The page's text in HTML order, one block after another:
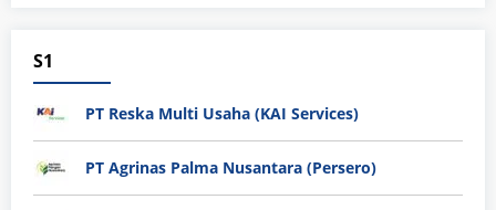
S1
PT Reska Multi Usaha (KAI Services)
PT Agrinas Palma Nusantara (Persero)